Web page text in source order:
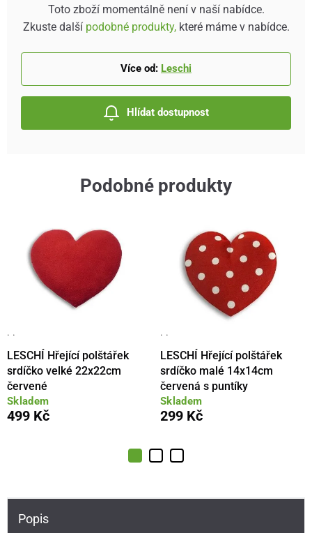
Toto zboží momentálně není v naší nabídce.
Zkuste další podobné produkty,které máme v nabídce.
Více od: Leschi
Hlídat dostupnost
Podobné produkty
· ·
LESCHÍ Hřející polštářek
srdíčko velké 22x22cm
červené
Skladem
499 Kč
· ·
LESCHÍ Hřející polštářek
srdíčko malé 14x14cm
červená s puntíky
Skladem
299 Kč
Popis